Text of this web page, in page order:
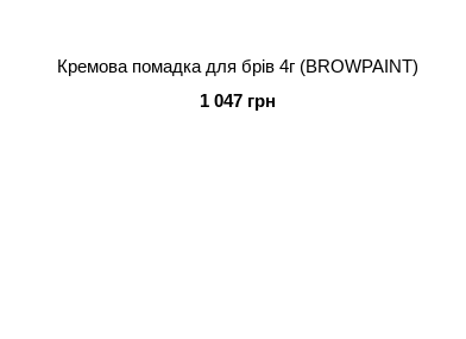
Кремова помадка для брів 4г (BROWPAINT)
1 047 грн